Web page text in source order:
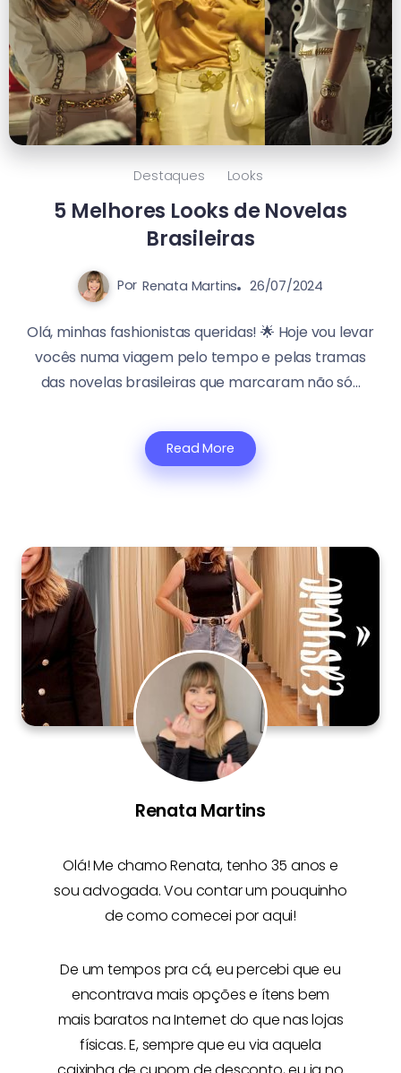
Destaques Looks
5 Melhores Looks de Novelas
Brasileiras
Por Renata Martins 26/07/2024
Olá, minhas fashionistas queridas! 🌟 Hoje vou levar
vocês numa viagem pelo tempo e pelas tramas
das novelas brasileiras que marcaram não só...
Read More
Renata Martins
Olá! Me chamoRenata, tenho 35 anos e
sou advogada. Vou contar um pouquinho
de como comecei por aqui!
De um tempos pra cá, eu percebi que eu
encontrava mais opções e ítens bem
mais baratos na Internetdo que nas lojas
físicas. E, sempre que eu via aquela